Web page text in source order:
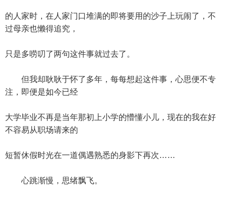
的人家时，在人家门口堆满的即将要用的沙子上玩闹了，不
过母亲也懒得追究，
只是多唠叨了两句这件事就过去了。
但我却耿耿于怀了多年，每每想起这件事，心思便不专
注，即便是如今已经
大学毕业不再是当年那初上小学的懵懂小儿，现在的我在好
不容易从职场请来的
短暂休假时光在一道偶遇熟悉的身影下再次……
心跳渐慢，思绪飘飞。